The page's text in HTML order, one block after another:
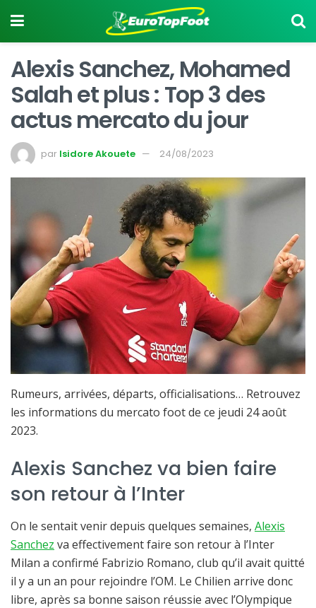
Alexis Sanchez, Mohamed
Salah et plus : Top 3 des
actus mercato du jour
par Isidore Akouete 24/08/2023
Rumeurs, arrivées, départs, officialisations… Retrouvez
les informations du mercato foot de ce jeudi 24 août
2023.
Alexis Sanchez va bien faire
son retour à l’Inter
On le sentait venir depuis quelques semaines, Alexis
Sanchez va effectivement faire son retour à l’Inter
Milan a confirmé Fabrizio Romano, club qu’il avait quitté
il y a un an pour rejoindre l’OM. Le Chilien arrive donc
libre, après sa bonne saison réussie avec l’Olympique